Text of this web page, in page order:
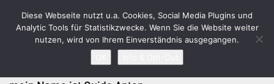
GUIDO ANTON
Herzlich willkommen,
Diese Webseite nutzt u.a. Cookies, Social Media Plugins und
Analytic Tools für Statistikzwecke. Wenn Sie die Website weiter
nutzen, wird von Ihrem Einverständnis ausgegangen.